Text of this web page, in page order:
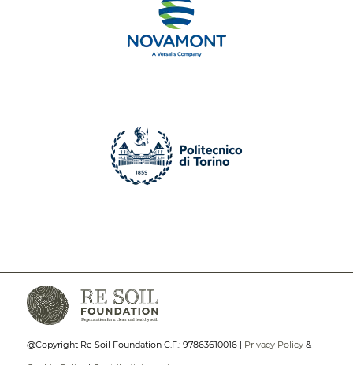
@Copyright Re Soil Foundation C.F.: 97863610016 | Privacy Policy&